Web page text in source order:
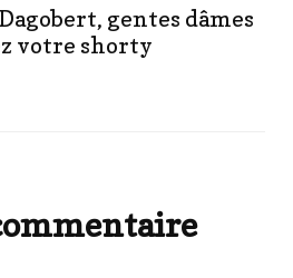
gentes dâmes
votre shorty